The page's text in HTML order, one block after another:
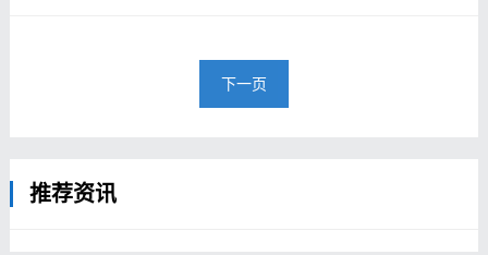
英国人，毕业于哈佛大学，受晚清海时期的
关总税务司罗伯特&middot;赫德之邀，于
下一页
推荐资讯